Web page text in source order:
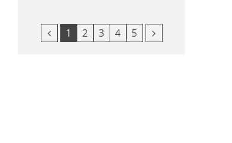
Vorherige Seite
1 2 3 4 5 Nächste Seite